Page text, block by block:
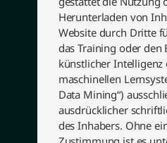
Herunterladen von
Website durch Dritte
das Training oder den
künstlicher Intelligenz
maschinellen
Data Mining“)
ausdrücklicher
des Inhabers. Ohne